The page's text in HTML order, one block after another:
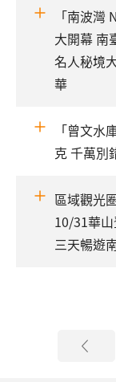
「南波
大開幕 南
名人秘境
華
「曾文
克 千萬別
區域觀光
10/31華
三天暢遊